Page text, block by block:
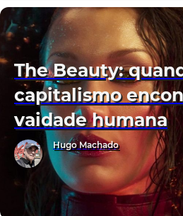
The Beauty:
capitalismo
vaidade humana
Hugo Machado